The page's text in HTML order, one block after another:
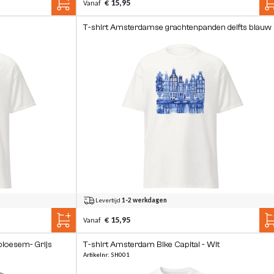
Vanaf€ 15,95
T-shirt Amsterdamse grachtenpanden delfts blauw
Levertijd1-2 werkdagen
Vanaf€ 15,95
Grijs T-shirt Amsterdam Bike Capital - Wit
Artikelnr: SH001